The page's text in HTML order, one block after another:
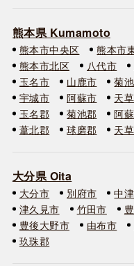
熊本県 Kumamoto
熊本市中央区 熊本市
熊本市北区
八代市
玉名市
山鹿市 菊
宇城市
阿蘇市 天
玉名郡
菊池郡 阿
葦北郡
球磨郡 天
大分県 Oita
大分市 別府市 中
津久見市
竹田市
豊後大野市
由布市
玖珠郡